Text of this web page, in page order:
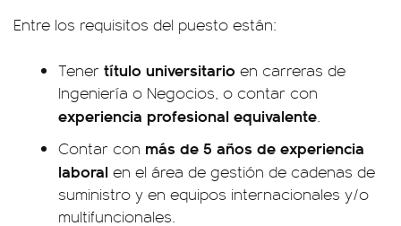
Entre los requisitos del puesto están:
Tener título universitario en carreras de
Ingeniería o Negocios, o contar con
experiencia profesional equivalente.
Contar con más de 5 años de experiencia
laboral en el área de gestión de cadenas de
suministro y en equipos internacionales y/o
multifuncionales.